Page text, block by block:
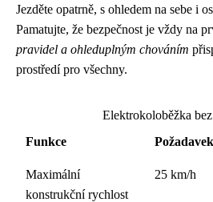
Jezděte opatrně, s ohledem na sebe i
Pamatujte, že bezpečnost je vždy na
pravidel a ohleduplným chováním
prostředí pro všechny.
Elektrokoloběžka
Funkce
Požadavek
Maximální
konstrukční rychlost
25 km/h